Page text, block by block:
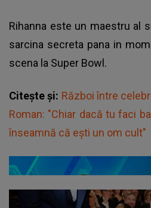
Rihanna este un maestru al
sarcina secreta pana in
scena la Super Bowl.
Citește și: Război între
Roman: "Chiar dacă tu faci
înseamnă că ești un om cult"